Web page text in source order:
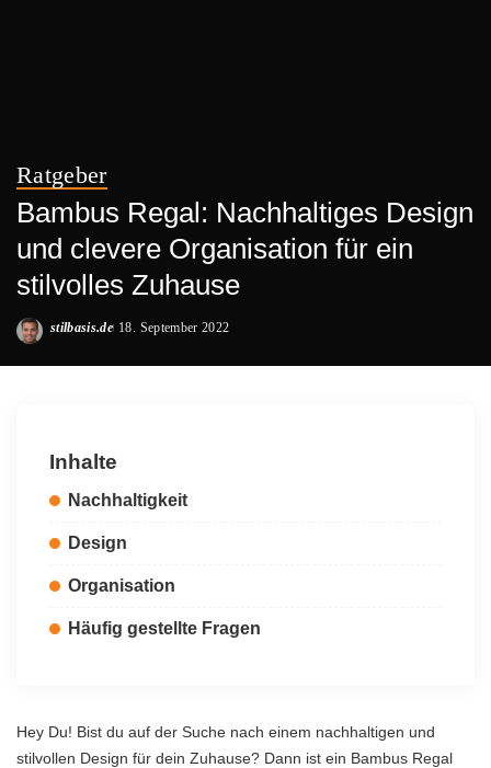
Ratgeber
Bambus Regal: Nachhaltiges Design
und clevere Organisation für ein
stilvolles Zuhause
Posted
stilbasis.de 18. September 2022
Inhalte
Nachhaltigkeit
Design
Organisation
Häufig gestellte Fragen
Hey Du! Bist du auf der Suche nach einem nachhaltigen und
stilvollen Design für dein Zuhause? Dann ist ein Bambus Regal